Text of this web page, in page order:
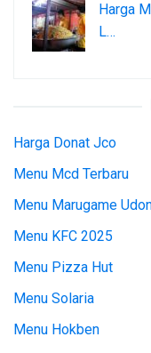
Harga
L…
Harga Donat Jco
Menu Mcd Terbaru
Menu Marugame
Menu KFC 2025
Menu Pizza Hut
Menu Solaria
Menu Hokben